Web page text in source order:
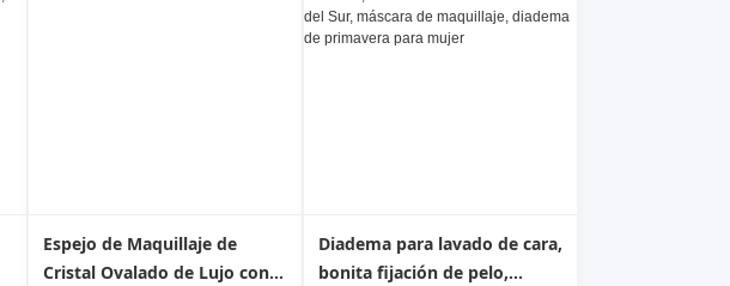
Espejo de Maquillaje de
Cristal Ovalado de Lujo con
Diadema para lavado de cara,
bonita fijación de pelo,